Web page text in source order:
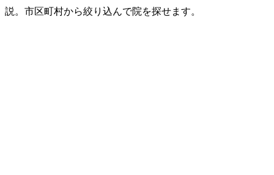
説。市区町村から絞り込んで院を探せます。